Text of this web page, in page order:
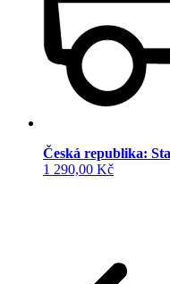
Česká republika:
1 290,00 Kč